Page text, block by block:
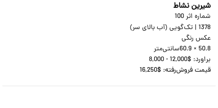
شیرین نشاط
شماره اثر 100
1378
| تک‌گویی (آب بالای سر)
عکس رنگی
60.9 × 50.8سانتی‌متر
براورد: 8,000 - 12,000$
قیمت فروش‌رفته: 16,250$